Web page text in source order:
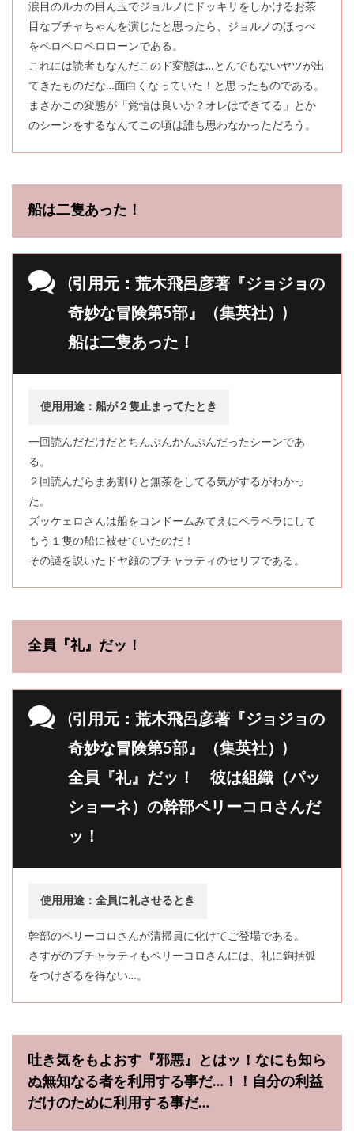
涙目のルカの目ん玉でジョルノにドッキリをしかけるお茶
目なブチャちゃんを演じたと思ったら、ジョルノのほっぺ
をペロペロペロローンである。
これには読者もなんだこのド変態は…とんでもないヤツが出
てきたものだな…面白くなっていた！と思ったものである。
まさかこの変態が「覚悟は良いか？オレはできてる」とか
のシーンをするなんてこの頃は誰も思わなかっただろう。
船は二隻あった！
(引用元：荒木飛呂彦著『ジョジョの
奇妙な冒険第5部』（集英社）)
船は二隻あった！
使用用途：船が２隻止まってたとき
一回読んだだけだとちんぷんかんぷんだったシーンであ
る。
２回読んだらまあ割りと無茶をしてる気がするがわかっ
た。
ズッケェロさんは船をコンドームみてえにペラペラにして
もう１隻の船に被せていたのだ！
その謎を説いたドヤ顔のブチャラティのセリフである。
全員『礼』だッ！
(引用元：荒木飛呂彦著『ジョジョの
奇妙な冒険第5部』（集英社）)
全員『礼』だッ！ 彼は組織（パッ
ショーネ）の幹部ペリーコロさんだ
ッ！
使用用途：全員に礼させるとき
幹部のペリーコロさんが清掃員に化けてご登場である。
さすがのブチャラティもペリーコロさんには、礼に鉤括弧
をつけざるを得ない…。
吐き気をもよおす『邪悪』とはッ！なにも知ら
ぬ無知なる者を利用する事だ…！！自分の利益
だけのために利用する事だ…